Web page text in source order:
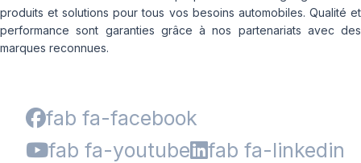
produits et solutions pour tous vos besoins automobiles. Qualité et
performance sont garanties grâce à nos partenariats avec des
marques reconnues.
fab fa-facebook
fab fa-youtube
fab fa-linkedin